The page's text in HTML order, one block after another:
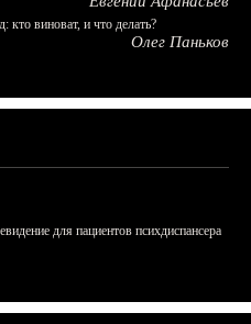
кто виноват, и что делать?
Олег Паньков
для пациентов психдиспансера